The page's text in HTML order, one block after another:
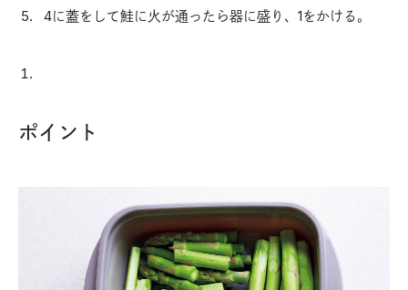
4に蓋をして鮭に火が通ったら器に盛り、1をかける。
ポイント